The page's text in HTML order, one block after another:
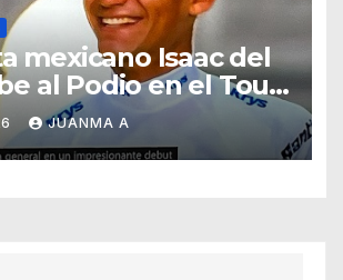
mexicano Isaac del
al Podio en el Tour
JUANMA A